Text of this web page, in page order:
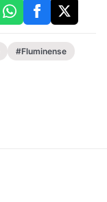
#Fluminense